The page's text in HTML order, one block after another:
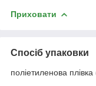
Приховати
Спосіб упаковки
поліетиленова